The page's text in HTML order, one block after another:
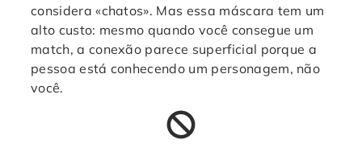
considera «chatos». Mas essa máscara tem um
alto custo: mesmo quando você consegue um
match, a conexão parece superficial porque a
pessoa está conhecendo um personagem, não
você.